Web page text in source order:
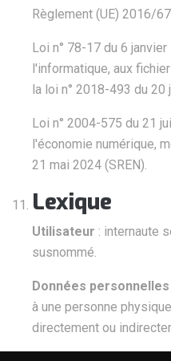
Règlement (UE) 2016/
Loi n° 78-17 du 6
l'informatique, aux
la loi n° 2018-493 du 20
Loi n° 2004-575 du 21
l'économie numérique,
21 mai 2024 (SREN).
Lexique
Utilisateur : internaute
susnommé.
Données personnelles
à une personne
directement ou